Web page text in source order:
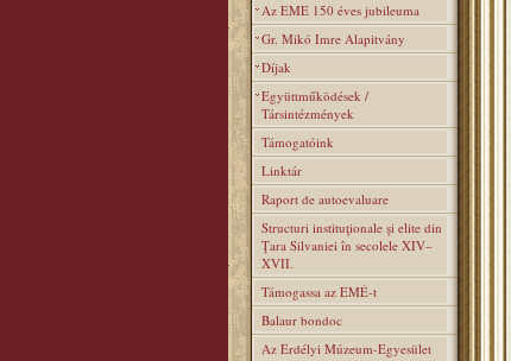
Az EME 150 éves jubileuma
Gr. Mikó Imre Alapitvány
Díjak
Együttműködések /
Társintézmények
Támogatóink
Linktár
Raport de autoevaluare
Structuri instituţionale şi elite din
Ţara Silvaniei în secolele XIV–
XVII.
Támogassa az EMÉ-t
Balaur bondoc
Az Erdélyi Múzeum-Egyesület